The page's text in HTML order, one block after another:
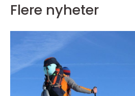
Flere nyheter